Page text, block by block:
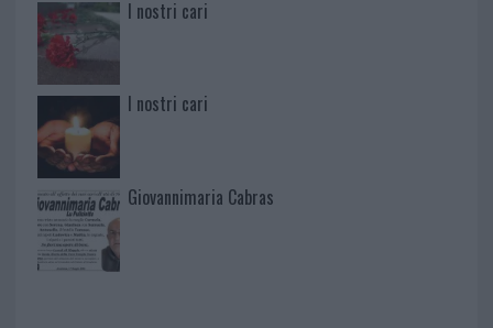
I nostri cari
I nostri cari
Giovannimaria Cabras